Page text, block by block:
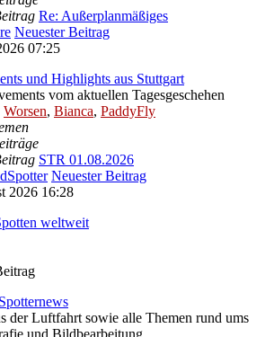
Re: Außerplanmäßiges
Neuester Beitrag
07:25
und Highlights aus Stuttgart
vom aktuellen Tagesgeschehen
Worsen, Bianca, PaddyFly
STR 01.08.2026
Neuester Beitrag
2026 16:28
weltweit
der Luftfahrt sowie alle Themen rund ums
und Bildbearbeitung